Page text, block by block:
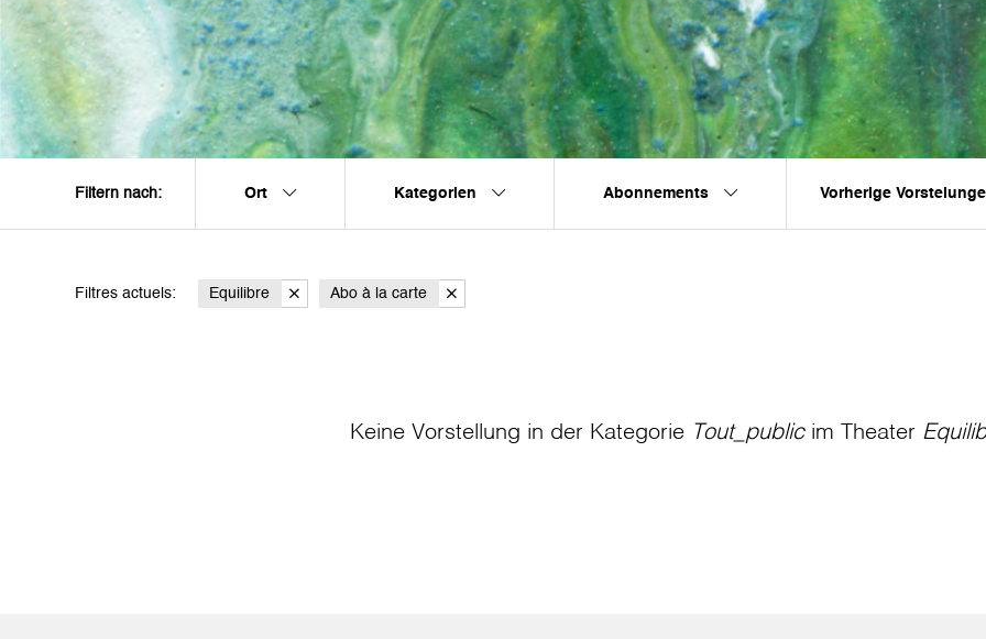
Filtern nach: Ort Kategorien Abonnements Vorherige
Filtres actuels: Equilibre Abo à la carte
Keine Vorstellung in der Kategorie Tout_publicim Theater